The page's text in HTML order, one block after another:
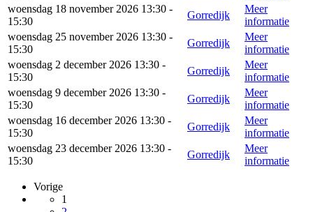
woensdag 18 november 2026 13:30 -
15:30
Gorredijk
Meer
informatie
woensdag 25 november 2026 13:30 -
15:30
Gorredijk
Meer
informatie
woensdag 2 december 2026 13:30 -
15:30
Gorredijk
Meer
informatie
woensdag 9 december 2026 13:30 -
15:30
Gorredijk
Meer
informatie
woensdag 16 december 2026 13:30 -
15:30
Gorredijk
Meer
informatie
woensdag 23 december 2026 13:30 -
15:30
Gorredijk
Meer
informatie
Vorige
1